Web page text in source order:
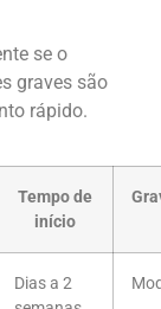
se o
graves são
rápido.
Tempo de
início
Dias a 2